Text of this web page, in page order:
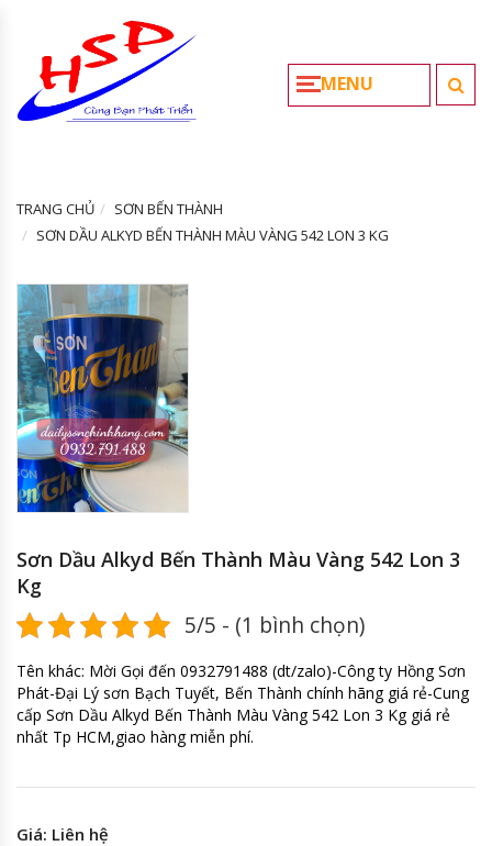
MENU
TRANG CHỦ
SƠN BẾN THÀNH
SƠN DẦU ALKYD BẾN THÀNH MÀU VÀNG 542 LON 3 KG
Sơn Dầu Alkyd Bến Thành Màu Vàng 542 Lon 3
Kg
5/5 - (1 bình chọn)
Tên khác: Mời Gọi đến 0932791488 (dt/zalo)-Công ty Hồng Sơn
Phát-Đại Lý sơn Bạch Tuyết, Bến Thành chính hãng giá rẻ-Cung
cấp Sơn Dầu Alkyd Bến Thành Màu Vàng 542 Lon 3 Kg giá rẻ
nhất Tp HCM,giao hàng miễn phí.
Giá: Liên hệ